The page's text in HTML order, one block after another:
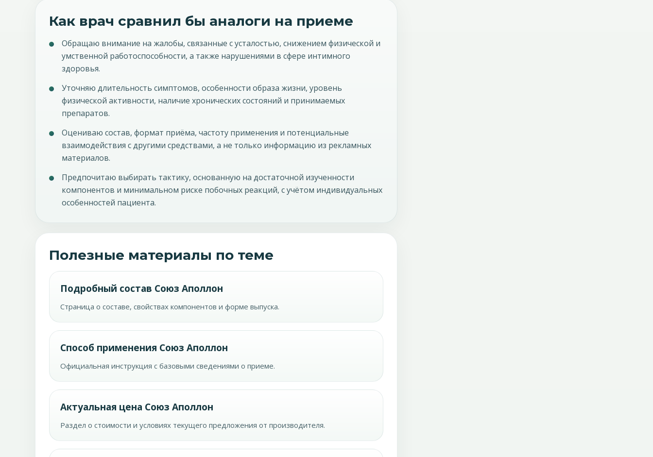
Как врач сравнил бы аналоги на приеме
Обращаю внимание на жалобы, связанные с усталостью, снижением физической и
умственной работоспособности, а также нарушениями в сфере интимного
здоровья.
Уточняю длительность симптомов, особенности образа жизни, уровень
физической активности, наличие хронических состояний и принимаемых
препаратов.
Оцениваю состав, формат приёма, частоту применения и потенциальные
взаимодействия с другими средствами, а не только информацию из рекламных
материалов.
Предпочитаю выбирать тактику, основанную на достаточной изученности
компонентов и минимальном риске побочных реакций, с учётом индивидуальных
особенностей пациента.
Полезные материалы по теме
Подробный состав Союз Аполлон
Страница о составе, свойствах компонентов и форме выпуска.
Способ применения Союз Аполлон
Официальная инструкция с базовыми сведениями о приеме.
Актуальная цена Союз Аполлон
Раздел о стоимости и условиях текущего предложения от производителя.